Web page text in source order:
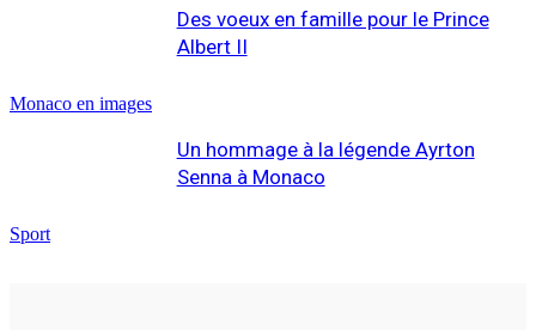
Monaco en images
Des voeux en famille pour le Prince
Albert II
Sport
Un hommage à la légende Ayrton
Senna à Monaco